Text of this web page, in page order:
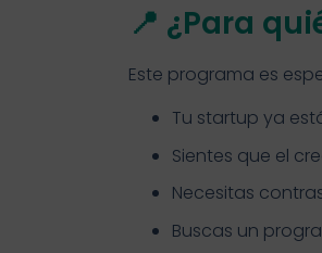
📍 ¿Para
Este programa es
Tu startup ya
Sientes que el
Necesitas
Buscas un